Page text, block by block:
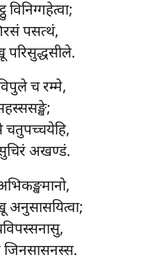
विनिग्गहेत्वा;
पसत्थं,
परिसुद्धसीले.
च रम्मे,
अखण्डं.
अनुसासयित्वा;
जिनसासनस्स.